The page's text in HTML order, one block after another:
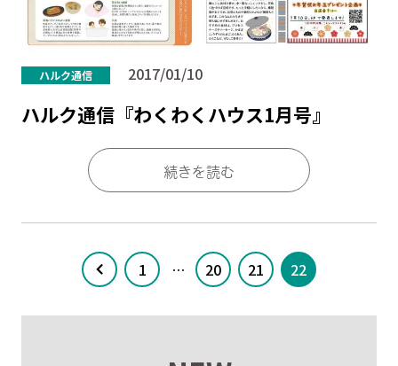
ハルク通信 2017/01/10
ハルク通信『わくわくハウス1月号』
続きを読む
1 … 20 21 22